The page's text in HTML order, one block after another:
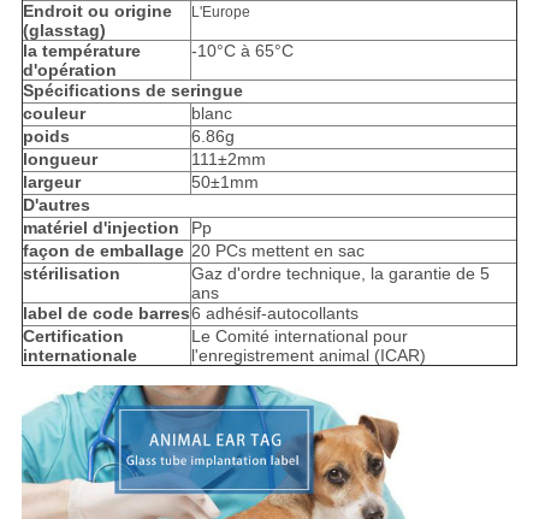
Endroit ou origine
(glasstag)
L'Europe
la température
d'opération
-10°C à 65°C
Spécifications de seringue
couleur
blanc
poids
6.86g
longueur
111±2mm
largeur
50±1mm
D'autres
matériel d'injection
Pp
façon de emballage 20 PCs mettent en sac
stérilisation
Gaz d'ordre technique, la garantie de 5
ans
label de code barres6 adhésif-autocollants
Certification
internationale
Le Comité international pour
l'enregistrement animal (ICAR)